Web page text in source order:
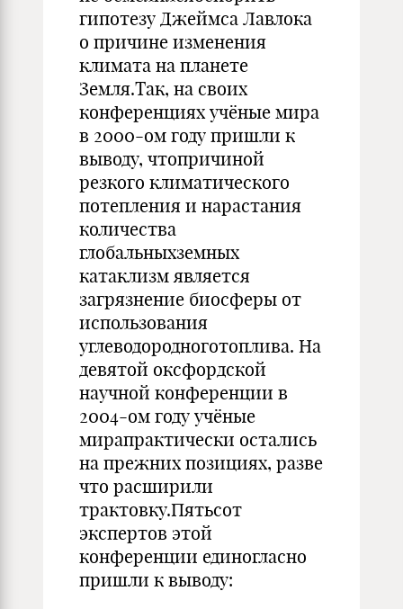
гипотезу Джеймса Лавлока
о причине изменения
климата на планете
Земля.Так, на своих
конференциях учёные мира
в 2000-ом году пришли к
выводу, чтопричиной
резкого климатического
потепления и нарастания
количества
глобальныхземных
катаклизм является
загрязнение биосферы от
использования
углеводородноготоплива. На
девятой оксфордской
научной конференции в
2004-ом году учёные
мирапрактически остались
на прежних позициях, разве
что расширили
трактовку.Пятьсот
экспертов этой
конференции единогласно
пришли к выводу: